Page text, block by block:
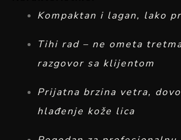
Kompaktan i lagan, lako
Tihi rad – ne ometa
razgovor sa klijentom
Prijatna brzina vetra,
hlađenje kože lica